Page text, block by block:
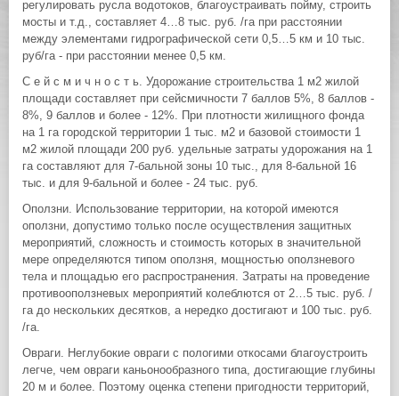
регулировать русла водотоков, благоустраивать пойму, строить
мосты и т.д., составляет 4…8 тыс. руб. /га при расстоянии
между элементами гидрографической сети 0,5…5 км и 10 тыс.
руб/га - при расстоянии менее 0,5 км.
С е й с м и ч н о с т ь. Удорожание строительства 1 м2 жилой
площади составляет при сейсмичности 7 баллов 5%, 8 баллов -
8%, 9 баллов и более - 12%. При плотности жилищного фонда
на 1 га городской территории 1 тыс. м2 и базовой стоимости 1
м2 жилой площади 200 руб. удельные затраты удорожания на 1
га составляют для 7-бальной зоны 10 тыс., для 8-бальной 16
тыс. и для 9-бальной и более - 24 тыс. руб.
Оползни. Использование территории, на которой имеются
оползни, допустимо только после осуществления защитных
мероприятий, сложность и стоимость которых в значительной
мере определяются типом оползня, мощностью оползневого
тела и площадью его распространения. Затраты на проведение
противооползневых мероприятий колеблются от 2…5 тыс. руб. /
га до нескольких десятков, а нередко достигают и 100 тыс. руб.
/га.
Овраги. Неглубокие овраги с пологими откосами благоустроить
легче, чем овраги каньонообразного типа, достигающие глубины
20 м и более. Поэтому оценка степени пригодности территорий,